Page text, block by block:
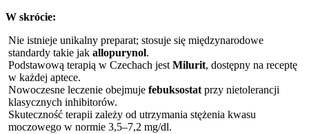
W skrócie:
Nie istnieje unikalny preparat; stosuje się międzynarodowe
standardy takie jak allopurynol.
Podstawową terapią w Czechach jest Milurit, dostępny na receptę
w każdej aptece.
Nowoczesne leczenie obejmuje febuksostat przy nietolerancji
klasycznych inhibitorów.
Skuteczność terapii zależy od utrzymania stężenia kwasu
moczowego w normie 3,5–7,2 mg/dl.